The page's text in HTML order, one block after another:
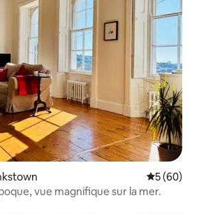
5 (60)
vue magnifique sur la mer.